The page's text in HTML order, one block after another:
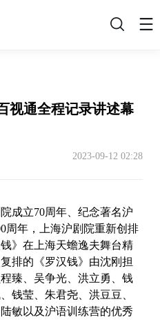
搜
视通全程记录讲述幕
2023-09-12 02:28
成立70周年、纪念著名沪
周年，上海沪剧院重新创排
》在上海天蟾逸夫舞台精
排的《罗汉钱》由沈刚担
臻、吴争光、洪立勇、钱
钱莹、朱君尧、洪豆豆、
敏以及沪语训练营的优秀